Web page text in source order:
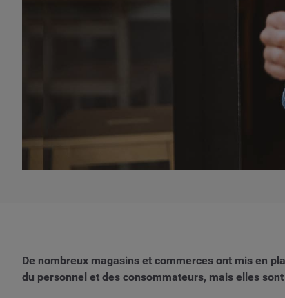
De nombreux magasins et commerces ont mis en
du personnel et des consommateurs, mais elles